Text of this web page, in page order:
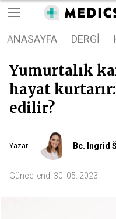
ANASAYFA DERGI
Yumurtalık
hayat
edilir?
Yazar: Bc. Ingrid
Güncellendi 30. 05. 2023